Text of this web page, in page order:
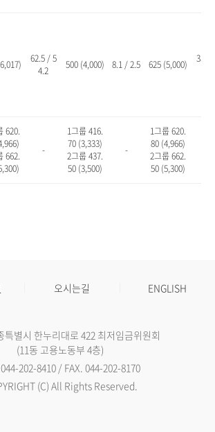
62.5 / 5
4.2
500 (4,000) 8.1 / 2.5 625 (5,000)
35.1
620.
662.
-
1그룹 416.
70 (3,333)
2그룹 437.
50 (3,500)
-
1그룹 620.
80 (4,966)
2그룹 662.
50 (5,300)
오시는길 ENGLISH
특별시 한누리대로 422 최저임금위원회
(11동 고용노동부 4층)
202-8410 / FAX. 044-202-8170
(C) All Rights Reserved.